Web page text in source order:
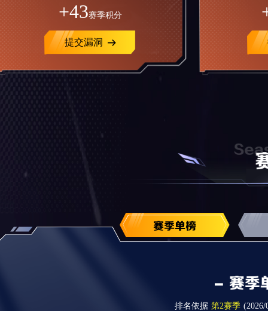
+43赛季积分
提交漏洞
排名依据 第2赛季(2026/